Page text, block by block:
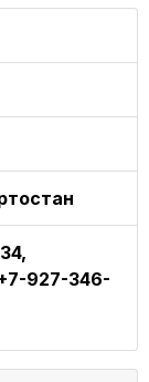
927-346-